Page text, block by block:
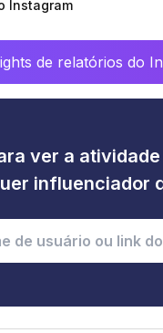
Instagram
de relatórios do
ver a
influenciador